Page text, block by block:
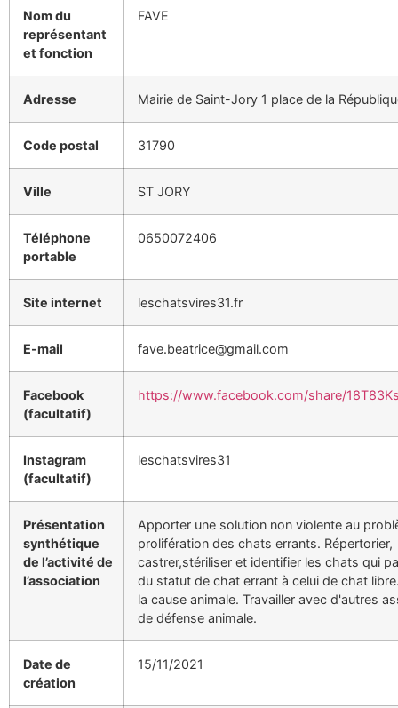
Nom du
représentant
et fonction
FAVE
Adresse Mairie de Saint-Jory 1 place de la
Code postal 31790
Ville ST JORY
Téléphone
portable
0650072406
Site internet leschatsvires31.fr
E-mail fave.beatrice@gmail.com
Facebook
(facultatif)
https://www.facebook.com/share/
Instagram
(facultatif)
leschatsvires31
Présentation
synthétique
de l’activité de
l’association
Apporter une solution non violente au
prolifération des chats errants. Répertorier,
castrer,stériliser et identifier les chats qui
du statut de chat errant à celui de chat
la cause animale. Travailler avec d'autres
de défense animale.
Date de
création
15/11/2021